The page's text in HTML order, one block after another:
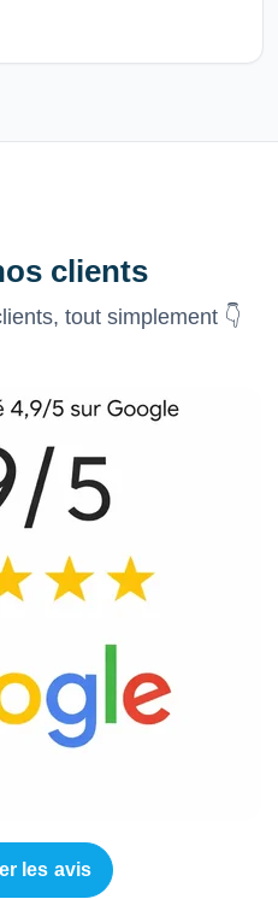
clients
tout simplement 👇
les avis